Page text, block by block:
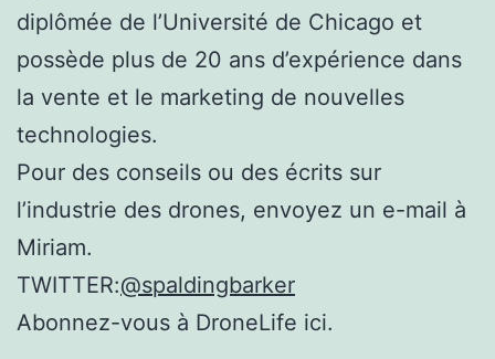
diplômée de l’Université de Chicago et
possède plus de 20 ans d’expérience dans
la vente et le marketing de nouvelles
technologies.
Pour des conseils ou des écrits sur
l’industrie des drones, envoyez un e-mail à
Miriam.
TWITTER:@spaldingbarker
Abonnez-vous à DroneLife ici.